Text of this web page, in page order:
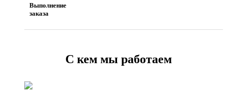
Выполнение
заказа
С кем мы работаем